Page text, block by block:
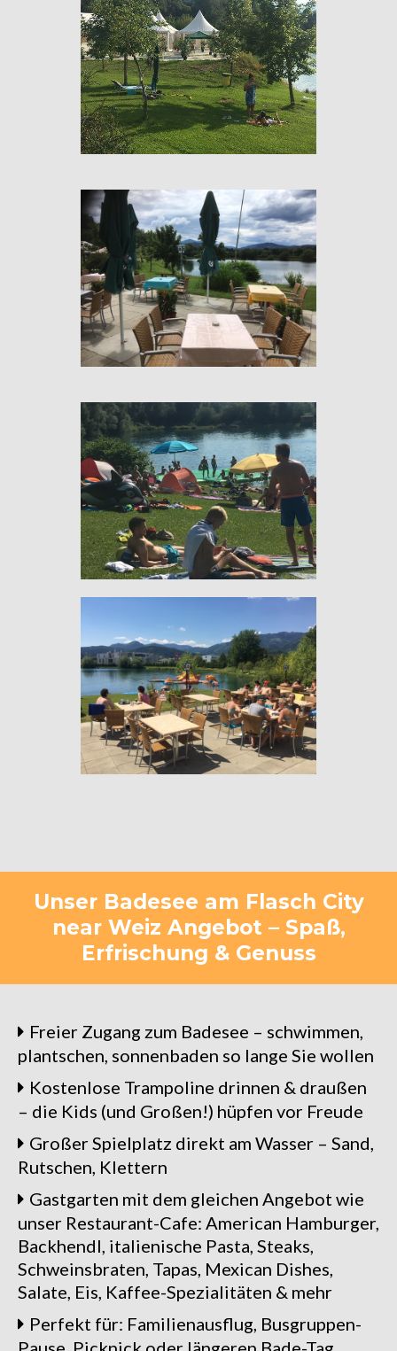
Unser Badesee am Flasch City
near Weiz Angebot – Spaß,
Erfrischung & Genuss
Freier Zugang zum Badesee – schwimmen,
plantschen, sonnenbaden so lange Sie wollen
Kostenlose Trampoline drinnen & draußen
– die Kids (und Großen!) hüpfen vor Freude
Großer Spielplatz direkt am Wasser – Sand,
Rutschen, Klettern
Gastgarten mit dem gleichen Angebot wie
unser Restaurant-Cafe: American Hamburger,
Backhendl, italienische Pasta, Steaks,
Schweinsbraten, Tapas, Mexican Dishes,
Salate, Eis, Kaffee-Spezialitäten & mehr
Perfekt für: Familienausflug, Busgruppen-